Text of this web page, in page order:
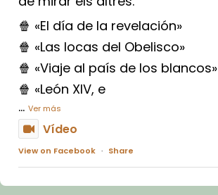
🍿 «El día de la revelación»
🍿 «Las locas del Obelisco»
🍿 «Viaje al país de los blancos»
🍿 «León XIV, e
... Ver más
Vídeo
View on Facebook · Share
Arquebisbat de Barcelona